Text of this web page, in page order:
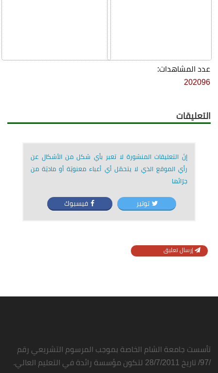
عدد المشاهدات:
202096
التعليقات
إنّ التعليقات المنشورة لا تعبر بأي شكل من الأشكال عن
رأي الموقع الذي لا يتحمّل أي أعباء معنويّة أو ماديّة من
جرّائها
توتير فيسبوك
إرسال تعليق
تأسست جامعة الشام الخاصة بموجب المرسوم التشريعي رقم
/97/ تاريخ 28/7/2011 لتكون مؤسسة رائدة في التعليم العالي.